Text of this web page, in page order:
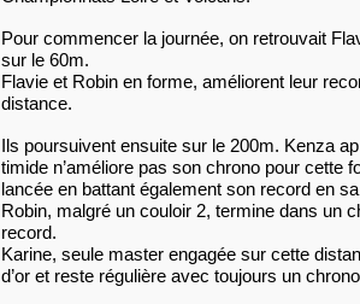
Pour commencer la journée, on retrouvait
sur le 60m.
Flavie et Robin en forme, améliorent leur
distance.
Ils poursuivent ensuite sur le 200m. Kenza
timide n’améliore pas son chrono pour cette
lancée en battant également son record en
Robin, malgré un couloir 2, termine dans un
record.
Karine, seule master engagée sur cette
d’or et reste régulière avec toujours un chrono